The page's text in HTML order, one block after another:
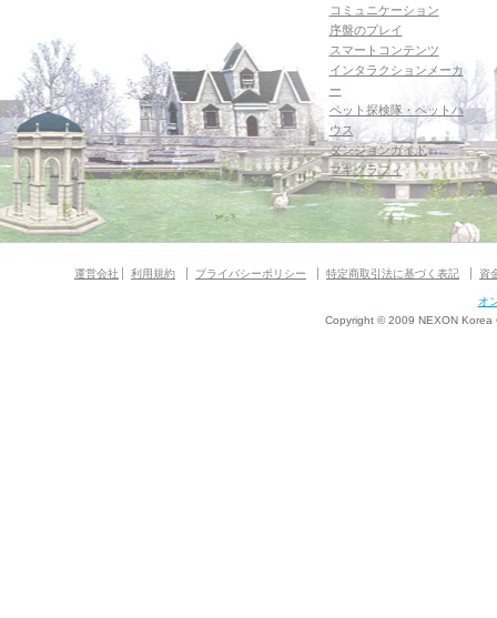
コミュニケーション
序盤のプレイ
スマートコンテンツ
インタラクションメーカ
ー
ペット探検隊・ペットハ
ウス
ダンジョンガイド
マギグラフィ
運営会社 利用規約 プライバシーポリシー 特定商取引法に基づく表記 資
オ
Copyright © 2009 NEXON Korea